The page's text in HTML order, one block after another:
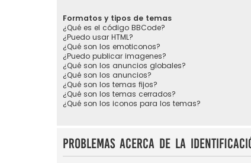
Formatos y tipos de temas
¿Qué es el código BBCode?
¿Puedo usar HTML?
¿Qué son los emoticonos?
¿Puedo publicar imagenes?
¿Qué son los anuncios globales?
¿Qué son los anuncios?
¿Qué son los temas fijos?
¿Qué son los temas cerrados?
¿Qué son los iconos para los temas?
Problemas acerca de la